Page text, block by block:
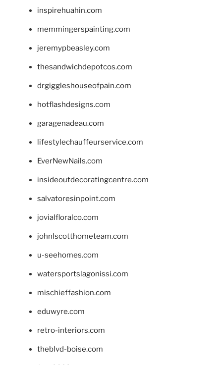
inspirehuahin.com
memmingerspainting.com
jeremypbeasley.com
thesandwichdepotcos.com
drgiggleshouseofpain.com
hotflashdesigns.com
garagenadeau.com
lifestylechauffeurservice.com
EverNewNails.com
insideoutdecoratingcentre.com
salvatoresinpoint.com
jovialfloralco.com
johnlscotthometeam.com
u-seehomes.com
watersportslagonissi.com
mischieffashion.com
eduwyre.com
retro-interiors.com
theblvd-boise.com